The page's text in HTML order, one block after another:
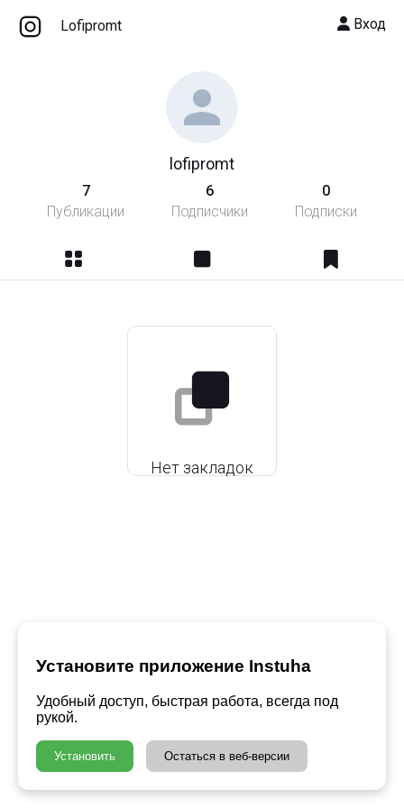
Установите приложение Instuha
Удобный доступ, быстрая работа, всегда под
рукой.
Установить Остаться в веб-версии
Lofipromt Вход
lofipromt
7
Публикации
6
Подписчики
0
Подписки
Нет закладок